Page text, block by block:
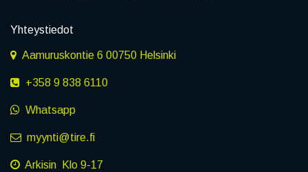
Yhteystiedot
Aamuruskontie 6 00750 Helsinki
+358 9 838 6110
Whatsapp
myynti@tire.fi
Arkisin Klo 9-17